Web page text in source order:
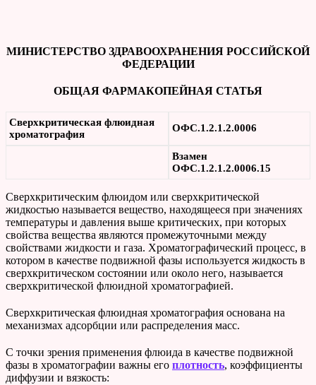
МИНИСТЕРСТВО ЗДРАВООХРАНЕНИЯ РОССИЙСКОЙ
ФЕДЕРАЦИИ
ОБЩАЯ ФАРМАКОПЕЙНАЯ СТАТЬЯ
Сверхкритическая флюидная
хроматография
ОФС.1.2.1.2.0006
Взамен
ОФС.1.2.1.2.0006.15
Cверхкритическим флюидом или сверхкритической
жидкостью называется вещество, находящееся при значениях
температуры и давления выше критических, при которых
свойства вещества являются промежуточными между
свойствами жидкости и газа. Хроматографический процесс, в
котором в качестве подвижной фазы используется жидкость в
сверхкритическом состоянии или около него, называется
сверхкритической флюидной хроматографией.
Сверхкритическая флюидная хроматография основана на
механизмах адсорбции или распределения масс.
С точки зрения применения флюида в качестве подвижной
фазы в хроматографии важны его плотность, коэффициенты
диффузии и вязкость: